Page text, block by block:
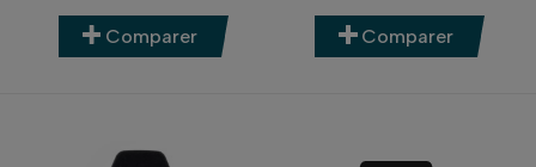
Comparer Comparer